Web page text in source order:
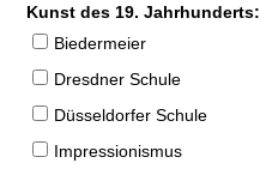
Kunst des 19. Jahrhunderts:
Biedermeier
Dresdner Schule
Düsseldorfer Schule
Impressionismus